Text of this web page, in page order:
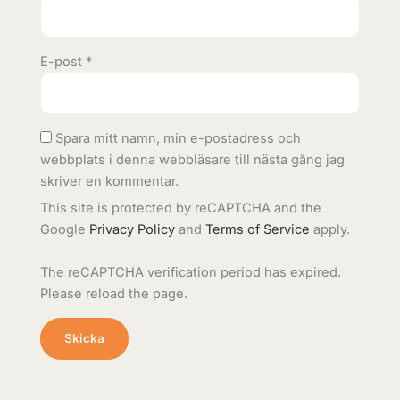
E-post *
Spara mitt namn, min e-postadress och
webbplats i denna webbläsare till nästa gång jag
skriver en kommentar.
This site is protected by reCAPTCHA and the
Google Privacy Policy andTerms of Service apply.
The reCAPTCHA verification period has expired.
Please reload the page.